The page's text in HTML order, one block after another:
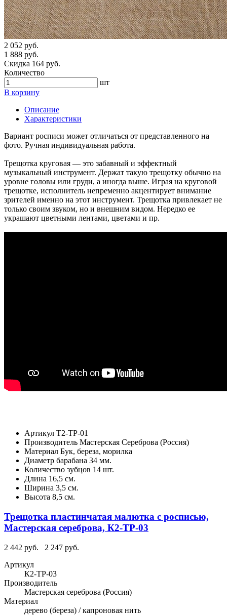
2 052 руб.
1 888 руб.
Скидка 164 руб.
Количество
шт
В корзину
Описание
Характеристики
Вариант росписи может отличаться от представленного на
фото. Ручная индивидуальная работа.
Трещотка круговая — это забавный и эффектный
музыкальный инструмент. Держат такую трещотку обычно на
уровне головы или груди, а иногда выше. Играя на круговой
трещотке, исполнитель непременно акцентирует внимание
зрителей именно на этот инструмент. Трещотка привлекает не
только своим звуком, но и внешним видом. Нередко ее
украшают цветными лентами, цветами и пр.
Артикул Т2-ТР-01
Производитель Мастерская Сереброва (Россия)
Материал Бук, береза, морилка
Диаметр барабана 34 мм.
Количество зубцов 14 шт.
Длина 16,5 см.
Ширина 3,5 см.
Высота 8,5 см.
Трещотка пластинчатая малютка с росписью,
Мастерская сереброва, К2-ТР-03
2 442 руб.
2 247 руб.
Артикул
К2-ТР-03
Производитель
Мастерская сереброва (Россия)
Материал
дерево (береза) / капроновая нить